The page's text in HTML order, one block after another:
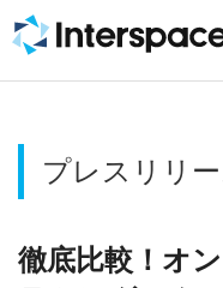
ホー
事
ニュ
プレスリリー
徹底比較！オ